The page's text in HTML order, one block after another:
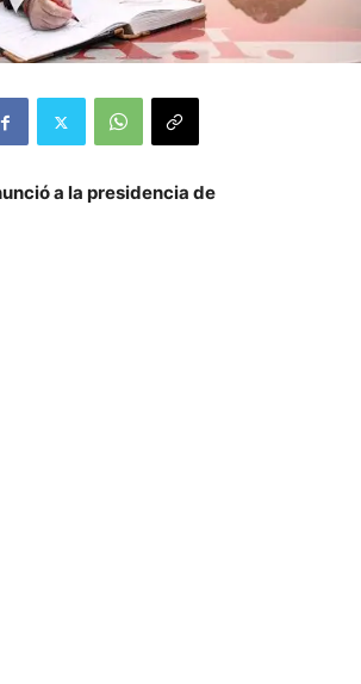
a la presidencia de